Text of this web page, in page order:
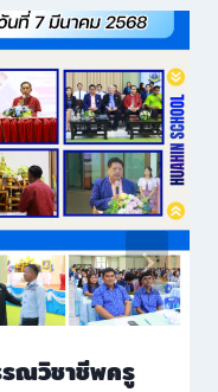
รณวิชาชีพครู